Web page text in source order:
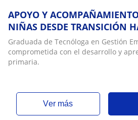
APOYO Y
NIÑAS DESDE TRANSICIÓN
5°, TAREAS, ENSEÑANZAS,
Graduada de Tecnóloga en Gestión
comprometida con el desarrollo y
primaria.
ver más